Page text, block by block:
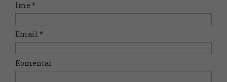
Ime *
Email *
Komentar